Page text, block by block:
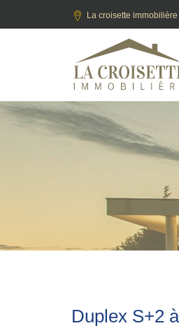
La croisette
Duplex S+2